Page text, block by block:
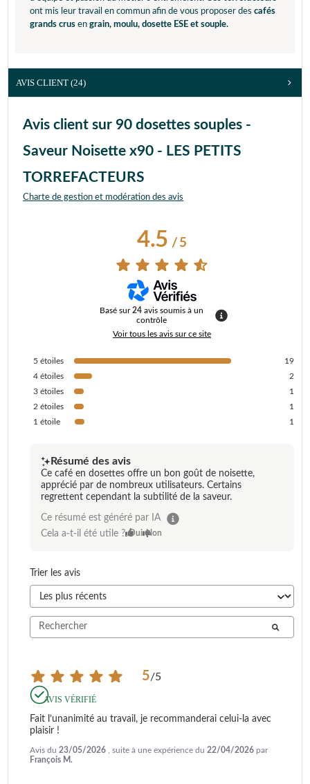
ont mis leur travail en commun afin de vous proposer des cafés
grands crus en grain, moulu, dosette ESE et souple.
AVIS CLIENT (24)
Avis client sur 90 dosettes souples -
Saveur Noisette x90 - LES PETITS
TORREFACTEURS
Charte de gestion et modération des avis
4.5/ 5
Basé sur24 avis soumis à un
contrôle
Voir tous les avis sur ce site
5 étoiles
19
4 étoiles
2
3 étoiles
1
2 étoiles
1
1 étoile 1
Résumé des avis
Ce café en dosettes offre un bon goût de noisette,
apprécié par de nombreux utilisateurs. Certains
regrettent cependant la subtilité de la saveur.
Ce résumé est généré par IA
Cela a-t-il été utile ? Oui Non
Trier les avis
5/5
AVIS VÉRIFIÉ
Fait l’unanimité au travail, je recommanderai celui-la avec
plaisir !
Avis du 23/05/2026 , suite à une expérience du 22/04/2026 par
François M.